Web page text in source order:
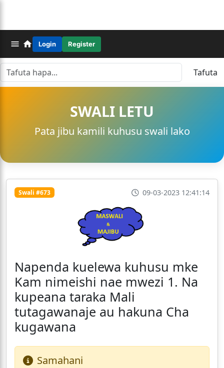
Login Register
Tafuta
SWALI LETU
Pata jibu kamili kuhusu swali lako
Swali #673 09-03-2023 12:41:14
Napenda kuelewa kuhusu mke
Kam nimeishi nae mwezi 1. Na
kupeana taraka Mali
tutagawanaje au hakuna Cha
kugawana
Samahani